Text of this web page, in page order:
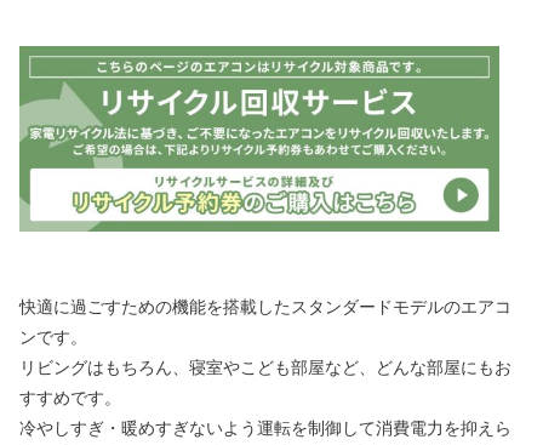
快適に過ごすための機能を搭載したスタンダードモデルのエアコ
ンです。
リビングはもちろん、寝室やこども部屋など、どんな部屋にもお
すすめです。
冷やしすぎ・暖めすぎないよう運転を制御して消費電力を抑えら